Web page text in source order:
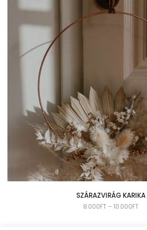
SZÁRAZVIRÁG KARIKA
8.000FT – 10.000FT